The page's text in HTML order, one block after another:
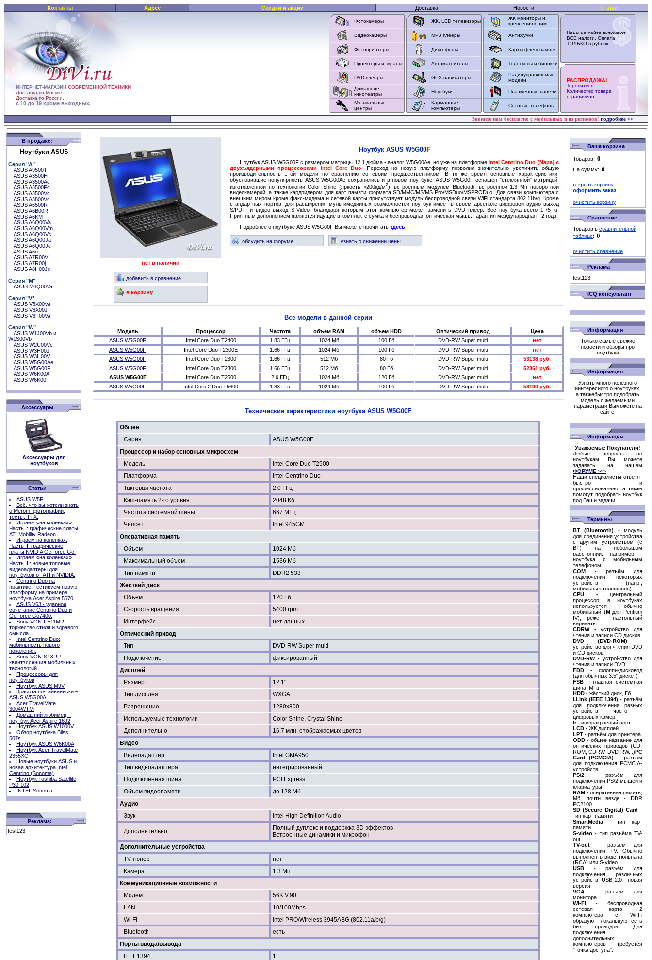
Контакты Адрес Скидки и акции Доставка Новости Статьи
ИНТЕРНЕТ-МАГАЗИН СОВРЕМЕННОЙ ТЕХНИКИ
Доставка по Москве.
Доставка по России.
с 10 до 19 кроме выходных.
Фотокамеры
Видеокамеры
Фотопринтеры
Проекторы и экраны
DVD плееры
Домашние
кинотеатры
Музыкальные
центры
ЖК, LCD телевизоры
MP3 плееры
Диктофоны
Автомагнитолы
GPS навигаторы
Ноутбуки
Карманные
компьютеры
ЖК мониторы и
крепления к ним
Антижучки
Карты флеш памяти
Телескопы и бинокли
Радиоуправляемые
модели
Плазменные панели
Сотовые телефоны
Цены на сайте включают
ВСЕ налоги. Оплата
ТОЛЬКО в рублях.
РАСПРОДАЖА!
Торопитесь!
Количество товара
ограничено.
Звоните нам бесплатно с мобильных и из регионов! подробнее >>
В продаже:
Ноутбуки ASUS
Серия "A"
ASUS A9500T
ASUS A3500H
ASUS A3500Ac
ASUS A3500Fc
ASUS A3500Vc
ASUS A3800Vc
ASUS A6500R
ASUS A6B00R
ASUS A6KM
ASUS A6Q00Va
ASUS A6Q00Vm
ASUS A6Q00Vc
ASUS A6Q00Ja
ASUS A6Q00Jc
ASUS A6u
ASUS A7R00V
ASUS A7R00j
ASUS A8H00Jc
Серия "M"
ASUS M6Q00Va
Серия "V"
ASUS V6X00Va
ASUS V6X00J
ASUS V6F00Va
Серия "W"
ASUS W1J00Vb и
W1S00Vb
ASUS W2U00Vc
ASUS W3H00J
ASUS W3H00V
ASUS W5G00Ae
ASUS W5G00F
ASUS W6K00A
ASUS W6K00f
Аксессуары
Аксессуары для
ноутбуков
Статьи
ASUS W5F
Всё, что вы хотели знать
о Merom: фотографии,
тесты, ТТХ.
Играем «на коленках».
Часть I: графические платы
ATI Mobility Radeon.
Играем на коленках.
Часть II: графические
платы NVIDIA GeForce Go.
Играем «на коленках».
Часть III: новые топовые
видеоадаптеры для
ноутбуков от ATI и NVIDIA.
Centrino Duo на
практике: тестируем новую
платформу на примере
ноутбука Acer Aspire 5670.
ASUS V6J - ударное
сочетание Centrino Duo и
GeForce Go7400.
Sony VGN-FE11MR -
торжество стиля и здравого
смысла.
Intel Centrino Duo:
мобильность нового
поколения.
Sony VGN-S4XRP -
квинтэссенция мобильных
технологий
Процессоры для
ноутбуков
Ноутбук ASUS M9V
Красота по-тайваньски –
ASUS W5G00A
Acer TravelMate
3004WTMi
Домашний любимец –
ноутбук Acer Aspire 1692
Ноутбук ASUS W1000V
Обзор ноутбука Bliss
507s
Ноутбук ASUS W6K00A
Ноутбук Acer TravelMate
2355XC
Новые ноутбуки ASUS и
новая архитектура Intel
Centrino (Sonoma)
Ноутбук Toshiba Satellite
P30-102
INTEL Sonoma
Реклама:
test123
нет в наличии
добавить в сравнение
в корзину
Ноутбук ASUS W5G00F
Ноутбук ASUS W5G00F с размером матрицы 12.1 дюйма - аналог W5G00Ae, но уже на платформе Intel Centrino Duo (Napa) с
двухъядерными процессорами Intel Core Duo . Переход на новую платформу позволил значительно увеличить общую
производительность этой модели по сравнению со своим предшественником. В то же время основные характеристики,
обусловившие популярность ASUS W5G00Ae сохранились и в новом ноутбуке. ASUS W5G00F оснащен "стеклянной" матрицей,
изготовленной по технологии Color Shine (яркость >200кд/м2), встроенным модулем Bluetooth, встроенной 1.3 Мп поворотной
видеокамерой, а также кардридером для карт памяти формата SD/MMC/MS/MS Pro/MSDuo/MSPRODuo. Для связи компьютера с
внешним миром кроме факс-модема и сетевой карты присутствует модуль беспроводной связи WiFi стандарта 802.11b/g. Кроме
стандартных портов, для расширения мультимедийных возможностей ноутбук имеет в своем арсенале цифровой аудио выход
S/PDIF и видео выход S-Video, благодаря которым этот компьютер может заменить DVD плеер. Вес ноутбука всего 1.75 кг.
Приятным дополнением являются идущие в комплекте сумка и беспроводная оптическая мышь. Гарантия международная - 2 года.
Подробнее о ноутбуке ASUS W5G00F Вы можете прочитать здесь
обсудить на форуме узнать о снижении цены
Все модели в данной серии
Модель Процессор Частота объем RAM объем HDD Оптический привод
Цена
ASUS W5G00F
Intel Core Duo T2400 1.83 ГГц 1024 Мб 100 Гб DVD-RW Super multi
нет
ASUS W5G00F
Intel Core Duo T2300E 1.66 ГГц 1024 Мб 100 Гб DVD-RW Super multi
нет
ASUS W5G00F
Intel Core Duo T2300 1.66 ГГц 512 Мб 80 Гб DVD-RW Super multi
53138 руб.
ASUS W5G00F
Intel Core Duo T2300 1.66 ГГц 512 Мб 80 Гб DVD-RW Super multi
52361 руб.
ASUS W5G00F
Intel Core Duo T2500 2.0 ГГц 1024 Мб 120 Гб DVD-RW Super multi
нет
ASUS W5G00F
Intel Core 2 Duo T5600 1.83 ГГц 1024 Мб 100 Гб DVD-RW Super multi 58190 руб.
Технические характеристики ноутбука ASUS W5G00F
Общее
Серия
ASUS W5G00F
Процессор и набор основных микросхем
Модель
Intel Core Duo T2500
Платформа
Intel Centrino Duo
Тактовая частота
2.0 ГГц
Кэш-память 2-го уровня
2048 Кб
Частота системной шины
667 МГц
Чипсет
Intel 945GM
Оперативная память
Объем
1024 Мб
Максимальный объем
1536 Мб
Тип памяти
DDR2 533
Жесткий диск
Объем
120 Гб
Скорость вращения
5400 rpm
Интерфейс
нет данных
Оптический привод
Тип
DVD-RW Super multi
Подключение
фиксированный
Дисплей
Размер
12.1"
Тип дисплея
WXGA
Разрешение
1280x800
Используемые технологии
Color Shine, Crystal Shine
Дополнительно
16.7 млн. отображаемых цветов
Видео
Видеоадаптер
Intel GMA950
Тип видеоадаптера
интегрированный
Подключенная шина
PCI Express
Объем видеопамяти
до 128 Мб
Аудио
Звук
Intel High Definition Audio
Дополнительно
Полный дуплекс и поддержка 3D эффектов
Встроенные динамики и микрофон
Дополнительные устройства
TV-тюнер
нет
Камера
1.3 Мп
Коммуникационные возможности
Модем
56K V.90
LAN
10/100Mbps
Wi-Fi
Intel PRO/Wireless 3945ABG (802.11a/b/g)
Bluetooth
есть
Порты ввода/вывода
IEEE1394
1
Ваша корзина
Товаров:
На сумму:
открыть корзину
оформить заказ
очистить корзину
Сравнение
Товаров в сравнительной
таблице:
очистить сравнение
Реклама
test123
ICQ консультант
Информация
Только самые свежие
новости и обзоры про
ноутбуки
Информация
Узнать много полезного
иинтересного о ноутбуках,
а такжебыстро подобрать
модель с желаемыми
параметрами Выможете на
сайте.
Информация
Уважаемые Покупатели!
Любые вопросы по
ноутбукам Вы можете
задавать на нашем
ФОРУМЕ >>>
Наши специалисты ответят
быстро и
профессионально, а также
помогут подобрать ноутбук
под Ваши задачи.
Термины
BT (Bluetooth)
- модуль
для соединения устройства
с другим устройством (с
BT) на небольшом
расстоянии, например -
ноутбука с мобильным
телефоном.
COM - разъём для
подключения некоторых
устройств (напр.,
мобильных телефонов)
CPU - центральный
процессор; в ноутбуках
используется обычно
мобильный (M-для Pentium
IV), реже - настольный
варианты.
CDRW- устройство для
чтения и записи CD дисков
DVD (DVD-ROM) -
устройство для чтения DVD
и CD дисков
DVD-RW- устройство для
чтения и записи DVD
FDD - флоппи-дисковод
(для обычных 3.5" дискет)
FSB - главная системная
шина, МГц
HDD - жёсткий диск, Гб
i.Link (IEEE 1394) - разъём
для подключения разных
устройств, часто -
цифровых камер.
Ir- инфракрасный порт
LCD - ЖК дисплей
LPT - разъём для принтера
ODD - общее название для
оптических приводов (СD-
ROM, CDRW, DVD-RW...)PC
Card (PCMCIA)
- разъём
для подключения PCMCIA-
устройств
PS/2 - разъём для
подключения PS/2-мышей и
клавиатуры
RAM - оперативная память,
Mб, почти везде - DDR
PC2100
SD (Secure Digital) Card -
тип карт памяти
SmartMedia - тип карт
памяти
S-video - тип разъёма TV-
out
TV-out - разъём для
подключения TV. Обычно
выполнен в виде тюльпана
(RCA) или S-video
USB - разъём для
подключения различных
устройств; USB 2.0 - новая
версия
VGA - разъём для
монитора
Wi-Fi - беспроводная
сетевая карта. 2
компьютера с Wi-Fi
образуют локальную сеть
без проводов. Для
подключения
дополнительных
компьютеров требуется
"точка доступа".